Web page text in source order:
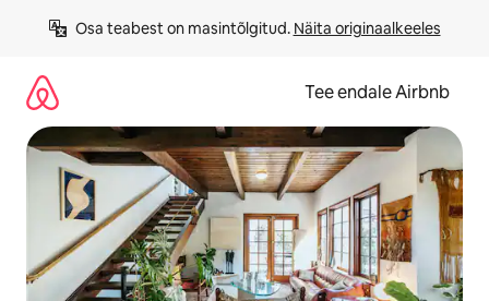
Osa teabest on masintõlgitud. Näita originaalkeeles
Tee endale Airbnb